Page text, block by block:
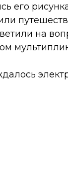
его
на